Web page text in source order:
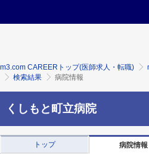
m3.com CAREERトップ(医師求人・転職)
検索結果
病院情報
くしもと町立病院
トップ 病院情報